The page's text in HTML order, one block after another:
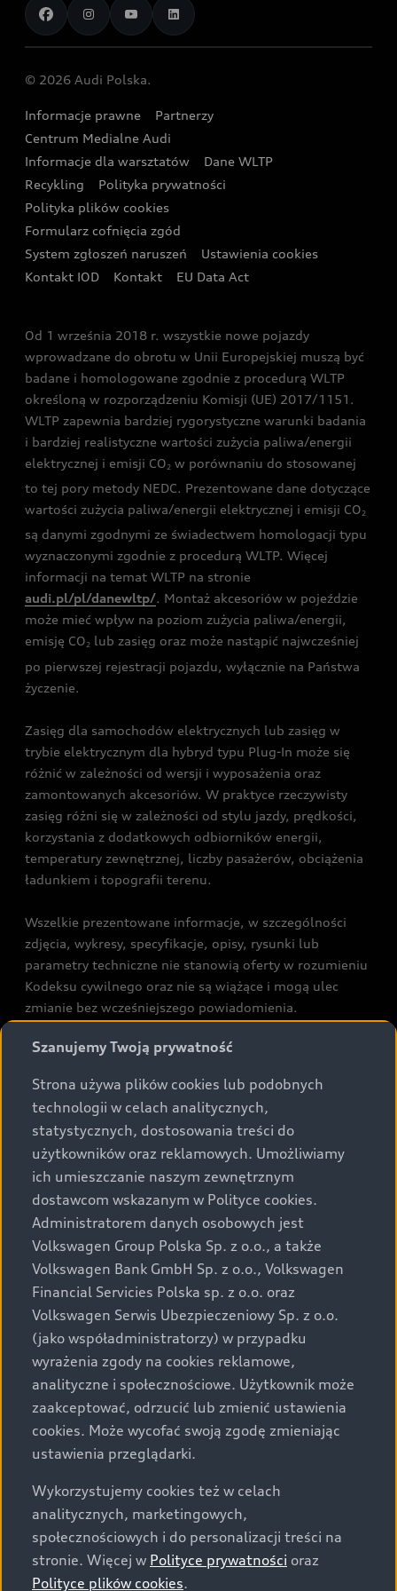
Porównaj modele Audi
Umów się na jazdę testową
Skonfiguruj swój model z Ekspertem Audi
Dostępne samochody nowe
Wyszukaj najbliższego Partnera Audi
Oferta dla przedsiębiorców
Oferta dla klientów prywatnych
Kalkulator rat
Ubezpieczenie
Audi exclusive
Porównaj nasze modele plug-in hybrid
Zasięg
Aplikacja myAudi i usługi cyfrowe
Centrum napraw powypadkowych
Gwarancja
Akcje serwisowe Audi
Katalog online akcesoriów
Audi Revolut F1® Team
Audi i Muzeum Sztuki Nowoczesnej w Warszawie
Audi driving experience
Audi quattro Cup
Audi i Puchar Świata w Skokach Narciarskich w
Zakopanem
© 2026 Audi Polska.
Informacje prawne
Partnerzy
Centrum Medialne Audi
Informacje dla warsztatów
Dane WLTP
Recykling
Polityka prywatności
Polityka plików cookies
Formularz cofnięcia zgód
System zgłoszeń naruszeń
Ustawienia cookies
Kontakt IOD
Kontakt EU Data Act
Od 1 września 2018 r. wszystkie nowe pojazdy
wprowadzane do obrotu w Unii Europejskiej muszą być
badane i homologowane zgodnie z procedurą WLTP
określoną w rozporządzeniu Komisji (UE) 2017/1151.
WLTP zapewnia bardziej rygorystyczne warunki badania
i bardziej realistyczne wartości zużycia paliwa/energii
elektrycznej i emisji CO2 w porównaniu do stosowanej
to tej pory metody NEDC. Prezentowane dane dotyczące
wartości zużycia paliwa/energii elektrycznej i emisji CO2
są danymi zgodnymi ze świadectwem homologacji typu
wyznaczonymi zgodnie z procedurą WLTP. Więcej
informacji na temat WLTP na stronie
audi.pl/pl/danewltp/. Montaż akcesoriów w pojeździe
może mieć wpływ na poziom zużycia paliwa/energii,
emisję CO2 lub zasięg oraz może nastąpić najwcześniej
po pierwszej rejestracji pojazdu, wyłącznie na Państwa
życzenie.
Zasięg dla samochodów elektrycznych lub zasięg w
trybie elektrycznym dla hybryd typu Plug-In może się
różnić w zależności od wersji i wyposażenia oraz
zamontowanych akcesoriów. W praktyce rzeczywisty
zasięg różni się w zależności od stylu jazdy, prędkości,
korzystania z dodatkowych odbiorników energii,
temperatury zewnętrznej, liczby pasażerów, obciążenia
ładunkiem i topografii terenu.
Wszelkie prezentowane informacje, w szczególności
zdjęcia, wykresy, specyfikacje, opisy, rysunki lub
parametry techniczne nie stanowią oferty w rozumieniu
Kodeksu cywilnego oraz nie są wiążące i mogą ulec
zmianie bez wcześniejszego powiadomienia.
rozumieniu art. 5561§2 Kodeksu cywilnego oraz art.
Podane kwoty są rekomendowane i obejmują podatek
VAT (23%), chyba że inaczej zaznaczono.
Audi zastrzega sobie możliwość wprowadzenia zmian w
prezentowanych wersjach. Przedstawione detale
wyposażenia mogą różnić się od specyfikacji
przewidzianej na rynek polski. Zamieszczone zdjęcia
mogą przedstawiać wyposażenie opcjonalne, dostępne
za dopłatą. Wiążące ustalenie ceny, wyposażenia i
specyfikacji pojazdu następują w umowie sprzedaży, a
określenie parametrów technicznych zawiera
świadectwo homologacji typu pojazdu. Zastrzegamy
sobie prawo do zmian i pomyłek. Wszelkie informacje
prezentowane na stronie są aktualne na dzień ich
zamieszczania. W celu uzyskania najnowszych
informacji prosimy kontaktować się z Partnerem Marki
Audi.
Wszystkie produkowane obecnie samochody marki Audi
są wykonywane z materiałów spełniających pod
względem możliwości odzysku i recyklingu wymagania
określone w normie ISO 22628 i są zgodne z
europejskimi świadectwami homologacji wydanymi wg
Szanujemy Twoją prywatność
Strona używa plików cookies lub podobnych
technologii w celach analitycznych,
statystycznych, dostosowania treści do
użytkowników oraz reklamowych. Umożliwiamy
ich umieszczanie naszym zewnętrznym
dostawcom wskazanym w Polityce cookies.
Administratorem danych osobowych jest
Volkswagen Group Polska Sp. z o.o., a także
Volkswagen Bank GmbH Sp. z o.o., Volkswagen
Financial Servicies Polska sp. z o.o. oraz
Volkswagen Serwis Ubezpieczeniowy Sp. z o.o.
(jako współadministratorzy) w przypadku
wyrażenia zgody na cookies reklamowe,
analityczne i społecznościowe. Użytkownik może
zaakceptować, odrzucić lub zmienić ustawienia
cookies. Może wycofać swoją zgodę zmieniając
ustawienia przeglądarki.
Wykorzystujemy cookies też w celach
analitycznych, marketingowych,
społecznościowych i do personalizacji treści na
stronie. Więcej w Polityce prywatności oraz
Polityce plików cookies.